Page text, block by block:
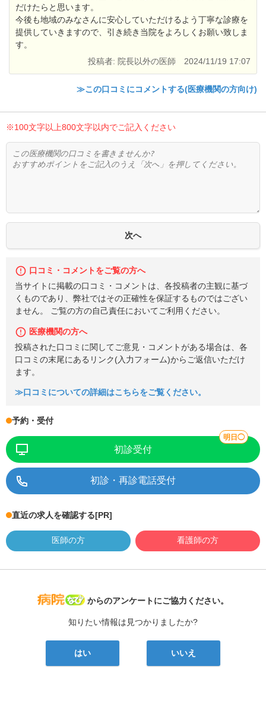
だけたらと思います。
今後も地域のみなさんに安心していただけるよう丁寧な診療を
提供していきますので、引き続き当院をよろしくお願い致しま
す。
投稿者: 院長以外の医師
2024/11/19 17:07
≫この口コミにコメントする(医療機関の方向け)
※100文字以上800文字以内でご記入ください
口コミ・コメントをご覧の方へ
当サイトに掲載の口コミ・コメントは、各投稿者の主観に基づ
くものであり、弊社ではその正確性を保証するものではござい
ません。 ご覧の方の自己責任においてご利用ください。
医療機関の方へ
投稿された口コミに関してご意見・コメントがある場合は、各
口コミの末尾にあるリンク(入力フォーム)からご返信いただけ
ます。
≫口コミについての詳細はこちらをご覧ください。
予約・受付
初診受付
明日◯
初診・再診電話受付
直近の求人を確認する[PR]
医師の方 看護師の方
病院なび
からのアンケートにご協力ください。
知りたい情報は見つかりましたか?
はい いいえ